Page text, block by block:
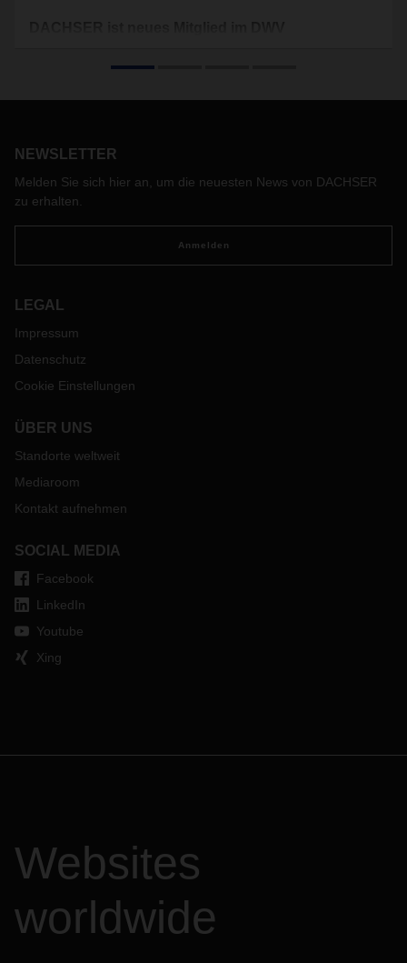
DACHSER auch im DWV-Cluster HyLogistics mitarbeiten.
NEWSLETTER
Melden Sie sich hier an, um die neuesten News von DACHSER
zu erhalten.
Anmelden
LEGAL
Impressum
Datenschutz
Cookie Einstellungen
ÜBER UNS
Standorte weltweit
Mediaroom
Kontakt aufnehmen
SOCIAL MEDIA
Facebook
LinkedIn
Youtube
Xing
Websites
worldwide